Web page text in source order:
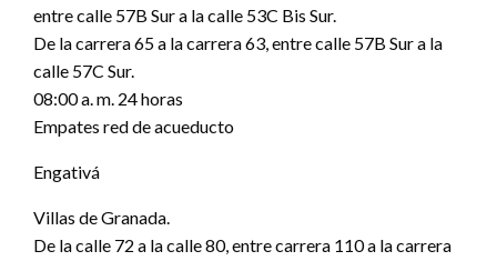
entre calle 57B Sur a la calle 53C Bis Sur.
De la carrera 65 a la carrera 63, entre calle 57B Sur a la
calle 57C Sur.
08:00 a. m. 24 horas
Empates red de acueducto
Engativá
Villas de Granada.
De la calle 72 a la calle 80, entre carrera 110 a la carrera